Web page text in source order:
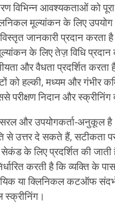
विभिन्न आवश्यकताओं को
मूल्यांकन के लिए उपयोग
जानकारी प्रदान
मूल्यांकन के लिए तेज़ विधि
और वैधता प्रदर्शित
को हल्की, मध्यम और गंभीर
परीक्षण निदान और स्क्रीनिंग
सरल और उपयोगकर्ता-अनुकूल
से उत्तर दे सकते हैं, सटीकता
के लिए प्रदर्शित की जाती
करती है कि व्यक्ति के
या क्लिनिकल कटऑफ